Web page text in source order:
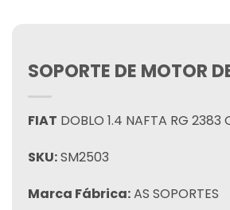
SOPORTE DE MOTOR
FIAT DOBLO 1.4 NAFTA RG 2383
SKU:SM2503
Marca Fábrica:AS SOPORTES